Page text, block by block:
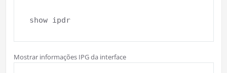
show ipdr
Mostrar informações IPG da interface